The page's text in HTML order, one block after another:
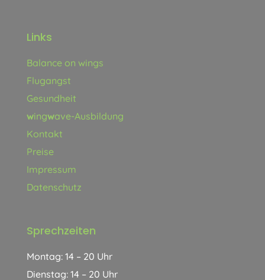
Links
Balance on wings
Flugangst
Gesundheit
wingwave-Ausbildung
Kontakt
Preise
Impressum
Datenschutz
Sprechzeiten
Montag: 14 – 20 Uhr
Dienstag: 14 – 20 Uhr